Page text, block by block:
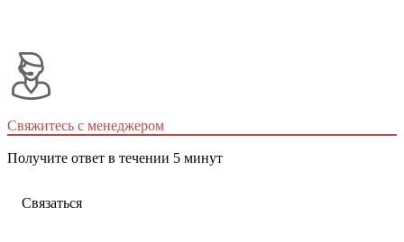
Свяжитесь с менеджером
Получите ответ в течении 5 минут
Связаться